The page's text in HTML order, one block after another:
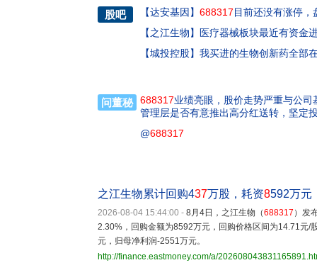
股吧 【达安基因 】 688317目前还没有涨停
【之江生物】
医疗器械板块最近有资金
【城投控股】 我买进的生物创新药全部
问董秘 688317业绩亮眼，股价走势严重与公
管理层是否有意推出高分红送转，坚定
@688317
之江生物累计回购437万股，耗资8592万元
2026-08-04 15:44:00 - 8月4日，之江生物（688317 ）发
2.30%，回购金额为8592万元，回购价格区间为14.71
元，归母净利润-2551万元。
http://finance.eastmoney.com/a/